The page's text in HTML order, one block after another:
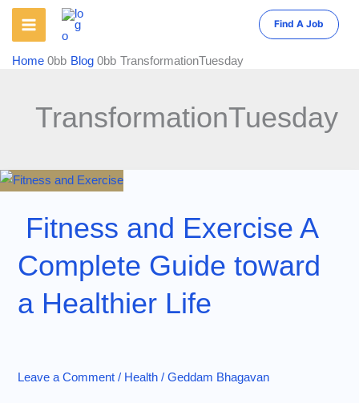
Skip
Find A Job
Home Blog TransformationTuesday
TransformationTuesday
Fitness and Exercise A
Complete Guide toward
a Healthier Life
Leave a Comment / Health/ Geddam Bhagavan